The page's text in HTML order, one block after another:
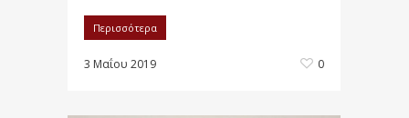
Περισσότερα
3 Μαΐου 2019 0